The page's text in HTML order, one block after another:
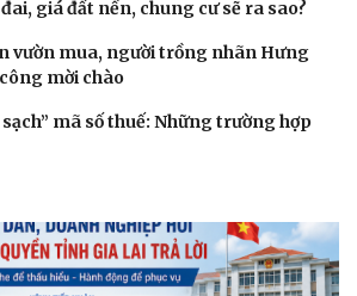
giá đất nền, chung cư sẽ ra sao?
vườn mua, người trồng nhãn Hưng
mời chào
mã số thuế: Những trường hợp